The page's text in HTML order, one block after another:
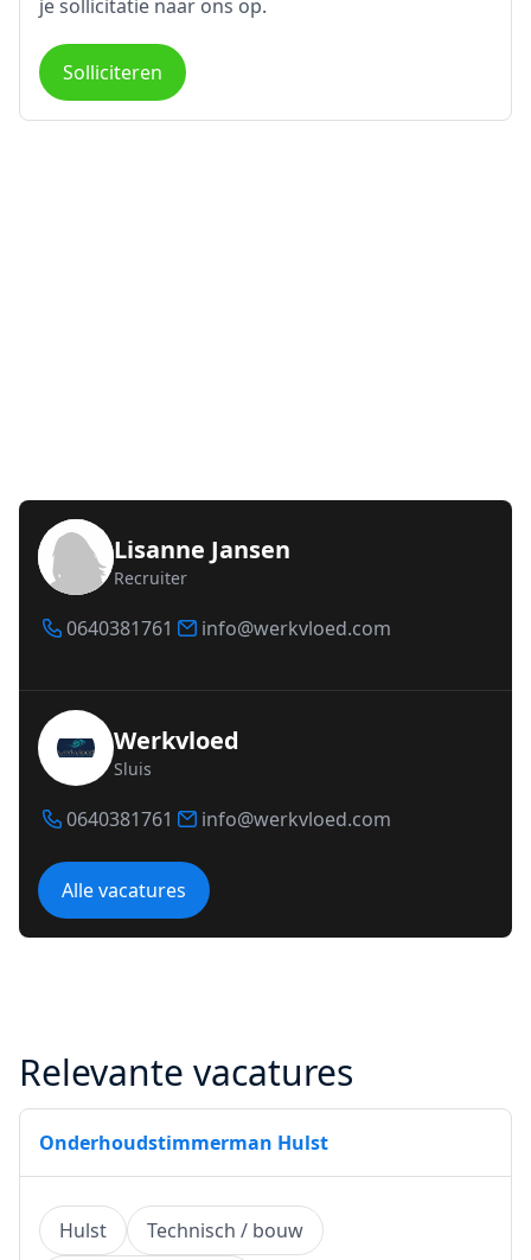
je sollicitatie naar ons op.
Solliciteren
Lisanne Jansen
Recruiter
0640381761 info@werkvloed.com
Werkvloed
Sluis
0640381761 info@werkvloed.com
Alle vacatures
Relevante vacatures
Onderhoudstimmerman Hulst
Hulst
Technisch / bouw